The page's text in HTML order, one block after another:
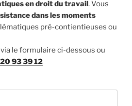
en droit du travail. Vous
dans les moments
pré-contientieuses ou
le formulaire ci-dessous ou
93 39 12